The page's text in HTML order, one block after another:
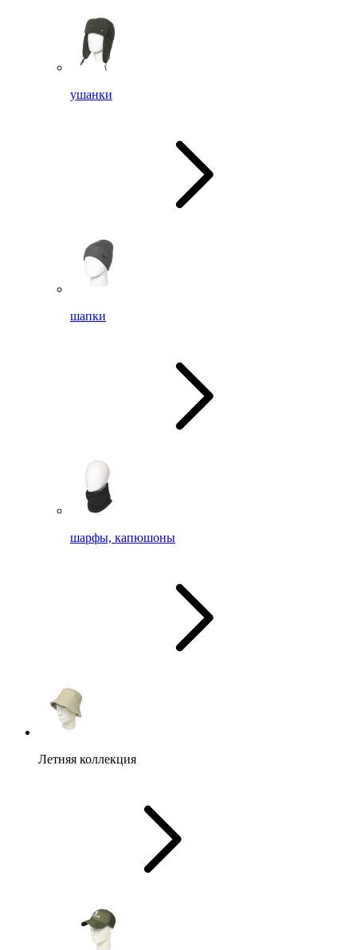
ушанки
шапки
шарфы, капюшоны
Летняя коллекция